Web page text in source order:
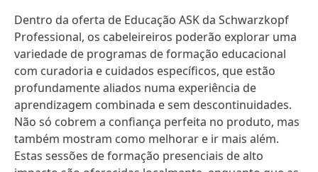
Dentro da oferta de Educação ASK da Schwarzkopf
Professional, os cabeleireiros poderão explorar uma
variedade de programas de formação educacional
com curadoria e cuidados específicos, que estão
profundamente aliados numa experiência de
aprendizagem combinada e sem descontinuidades.
Não só cobrem a confiança perfeita no produto, mas
também mostram como melhorar e ir mais além.
Estas sessões de formação presenciais de alto